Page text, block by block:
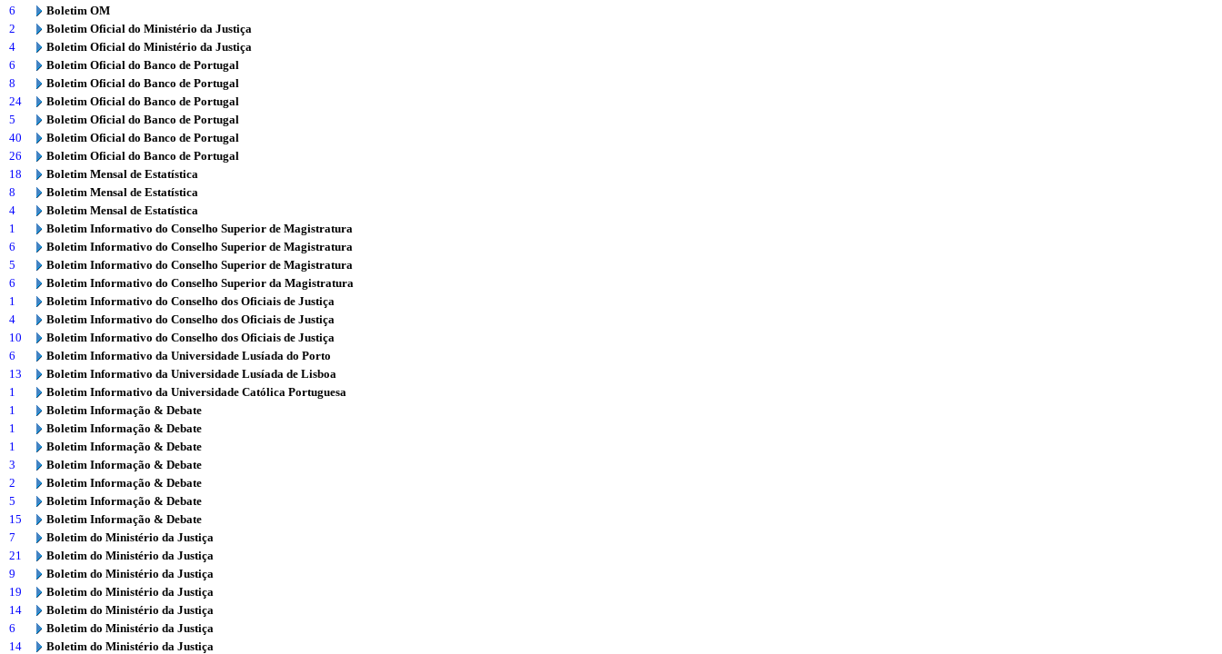
6
Boletim OM
2
Boletim Oficial do Ministério da Justiça
4
Boletim Oficial do Ministério da Justiça
6
Boletim Oficial do Banco de Portugal
8
Boletim Oficial do Banco de Portugal
24
Boletim Oficial do Banco de Portugal
5
Boletim Oficial do Banco de Portugal
40
Boletim Oficial do Banco de Portugal
26
Boletim Oficial do Banco de Portugal
18
Boletim Mensal de Estatística
8
Boletim Mensal de Estatística
4
Boletim Mensal de Estatística
1
Boletim Informativo do Conselho Superior de Magistratura
6
Boletim Informativo do Conselho Superior de Magistratura
5
Boletim Informativo do Conselho Superior de Magistratura
6
Boletim Informativo do Conselho Superior da Magistratura
1
Boletim Informativo do Conselho dos Oficiais de Justiça
4
Boletim Informativo do Conselho dos Oficiais de Justiça
10
Boletim Informativo do Conselho dos Oficiais de Justiça
6
Boletim Informativo da Universidade Lusíada do Porto
13
Boletim Informativo da Universidade Lusíada de Lisboa
1
Boletim Informativo da Universidade Católica Portuguesa
1
Boletim Informação & Debate
1
Boletim Informação & Debate
1
Boletim Informação & Debate
3
Boletim Informação & Debate
2
Boletim Informação & Debate
5
Boletim Informação & Debate
15
Boletim Informação & Debate
7
Boletim do Ministério da Justiça
21
Boletim do Ministério da Justiça
9
Boletim do Ministério da Justiça
19
Boletim do Ministério da Justiça
14
Boletim do Ministério da Justiça
6
Boletim do Ministério da Justiça
14
Boletim do Ministério da Justiça